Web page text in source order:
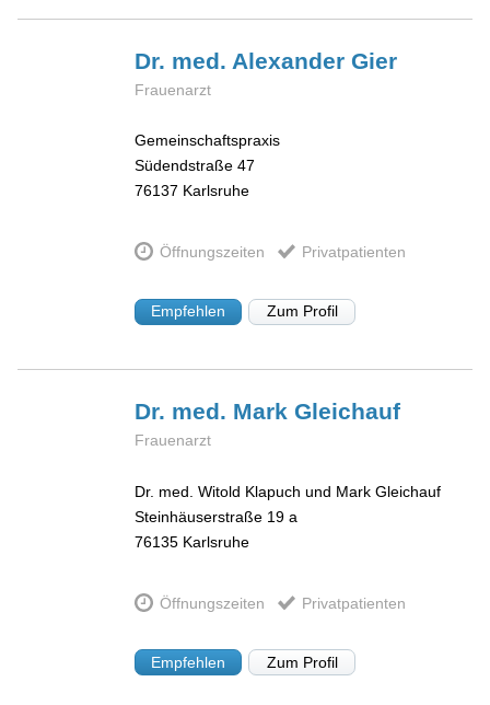
Dr. med. AlexanderGier
Frauenarzt
Gemeinschaftspraxis
Südendstraße 47
76137 Karlsruhe
Öffnungszeiten Privatpatienten
Empfehlen Zum Profil
Dr. med. MarkGleichauf
Frauenarzt
Dr. med. Witold Klapuch und Mark Gleichauf
Steinhäuserstraße 19 a
76135 Karlsruhe
Öffnungszeiten Privatpatienten
Empfehlen Zum Profil